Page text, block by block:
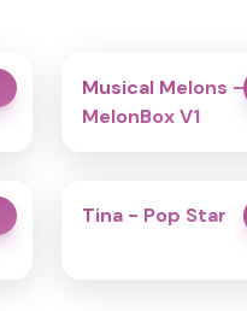
Musical Melons –
MelonBox V1
Tina - Pop Star